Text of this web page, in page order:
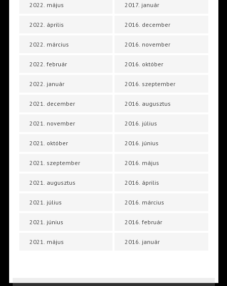
2022. május
2022. április
2022. március
2022. február
2022. január
2021. december
2021. november
2021. október
2021. szeptember
2021. augusztus
2021. július
2021. június
2021. május
2017. január
2016. december
2016. november
2016. október
2016. szeptember
2016. augusztus
2016. július
2016. június
2016. május
2016. április
2016. március
2016. február
2016. január